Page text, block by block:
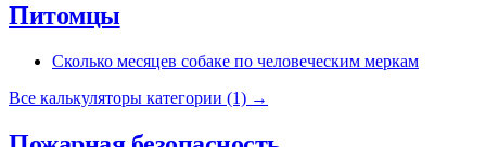
Питомцы
Сколько месяцев собаке по человеческим меркам
Все калькуляторы категории (1) →